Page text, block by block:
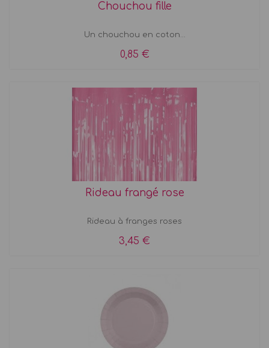
Chouchou fille
Un chouchou en coton...
0,85 €
Rideau frangé rose
Rideau à franges roses
3,45 €